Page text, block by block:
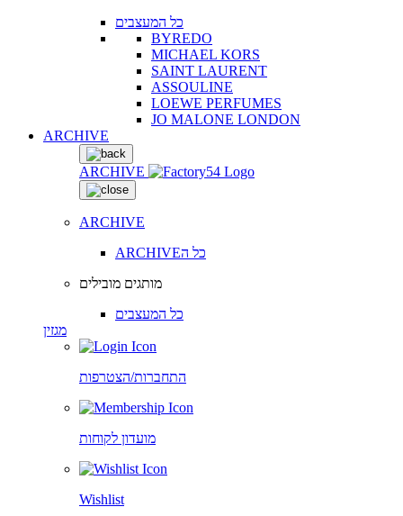
כל המעצבים
BYREDO
MICHAEL KORS
SAINT LAURENT
ASSOULINE
LOEWE PERFUMES
JO MALONE LONDON
ARCHIVE
ARCHIVE
ARCHIVE
ARCHIVEכל ה
מותגים מובילים
כל המעצבים
מגזין
התחברות/הצטרפות
מועדון לקוחות
Wishlist